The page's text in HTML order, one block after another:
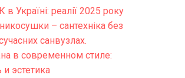
Україні: реалії 2025 року
– сантехніка без
санвузлах.
в современном стиле:
эстетика